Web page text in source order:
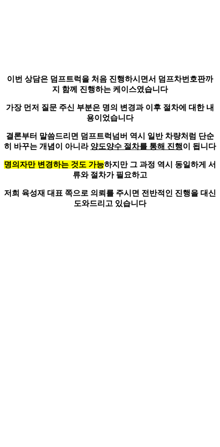
이번 상담은 덤프트럭을 처음 진행하시면서 덤프차번호판까
지 함께 진행하는 케이스였습니다
가장 먼저 질문 주신 부분은 명의 변경과 이후 절차에 대한 내
용이었습니다
결론부터 말씀드리면 덤프트럭넘버 역시 일반 차량처럼 단순
히 바꾸는 개념이 아니라 양도양수 절차를 통해 진행이 됩니다
명의자만 변경하는 것도 가능하지만 그 과정 역시 동일하게 서
류와 절차가 필요하고
저희 육성재 대표 쪽으로 의뢰를 주시면 전반적인 진행을 대신
도와드리고 있습니다